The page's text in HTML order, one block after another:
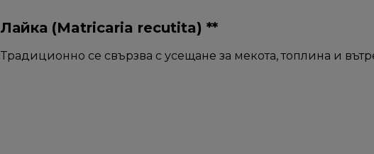
Лайка (Matricaria recutita) **
Традиционно се свързва с усещане за мекота, топлина и